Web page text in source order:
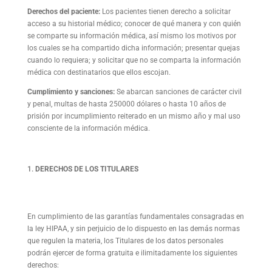
Derechos del paciente: Los pacientes tienen derecho a solicitar
acceso a su historial médico; conocer de qué manera y con quién
se comparte su información médica, así mismo los motivos por
los cuales se ha compartido dicha información; presentar quejas
cuando lo requiera; y solicitar que no se comparta la información
médica con destinatarios que ellos escojan.
Cumplimiento y sanciones: Se abarcan sanciones de carácter civil
y penal, multas de hasta 250000 dólares o hasta 10 años de
prisión por incumplimiento reiterado en un mismo año y mal uso
consciente de la información médica.
DERECHOS DE LOS TITULARES
En cumplimiento de las garantías fundamentales consagradas en
la ley HIPAA, y sin perjuicio de lo dispuesto en las demás normas
que regulen la materia, los Titulares de los datos personales
podrán ejercer de forma gratuita e ilimitadamente los siguientes
derechos: